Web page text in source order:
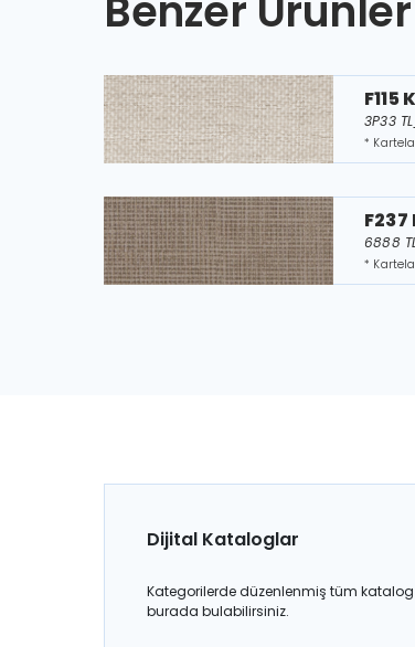
F115
3P33
*
F237
6888
*
Dijital Kataloglar
Kategorilerde düzenlenmiş tüm katalog
burada bulabilirsiniz.